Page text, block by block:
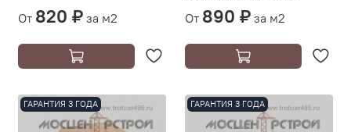
От 820 ₽ за м2
От 890 ₽ за м2
ГАРАНТИЯ 3 ГОДА ГАРАНТИЯ 3 ГОДА